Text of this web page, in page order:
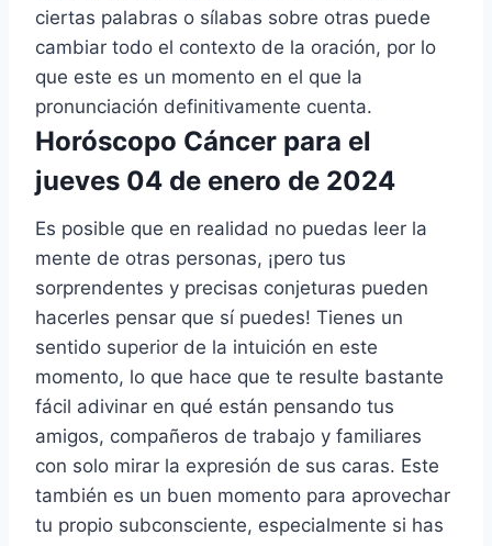
ciertas palabras o sílabas sobre otras puede
cambiar todo el contexto de la oración, por lo
que este es un momento en el que la
pronunciación definitivamente cuenta.
Horóscopo Cáncer para el
jueves 04 de enero de 2024
Es posible que en realidad no puedas leer la
mente de otras personas, ¡pero tus
sorprendentes y precisas conjeturas pueden
hacerles pensar que sí puedes! Tienes un
sentido superior de la intuición en este
momento, lo que hace que te resulte bastante
fácil adivinar en qué están pensando tus
amigos, compañeros de trabajo y familiares
con solo mirar la expresión de sus caras. Este
también es un buen momento para aprovechar
tu propio subconsciente, especialmente si has